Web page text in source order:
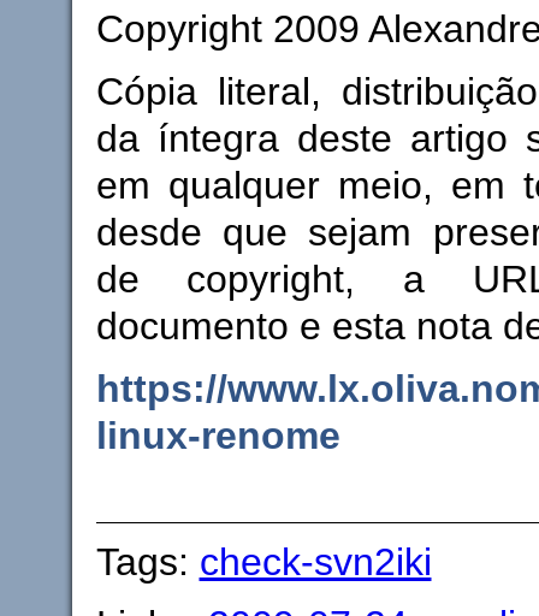
Copyright 2009
Cópia literal,
da íntegra deste artigo
em qualquer meio, em
desde que sejam
de copyright, a
documento e esta nota
https://
linux-renome
Tags: check-svn2iki